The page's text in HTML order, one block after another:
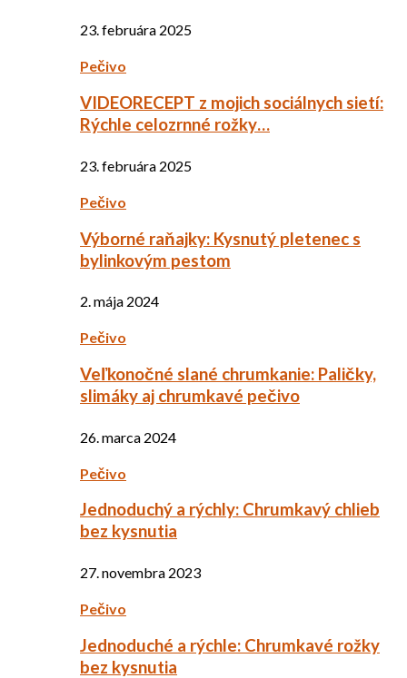
23. februára 2025
Pečivo
VIDEORECEPT z mojich sociálnych sietí:
Rýchle celozrnné rožky…
23. februára 2025
Pečivo
Výborné raňajky: Kysnutý pletenec s
bylinkovým pestom
2. mája 2024
Pečivo
Veľkonočné slané chrumkanie: Paličky,
slimáky aj chrumkavé pečivo
26. marca 2024
Pečivo
Jednoduchý a rýchly: Chrumkavý chlieb
bez kysnutia
27. novembra 2023
Pečivo
Jednoduché a rýchle: Chrumkavé rožky
bez kysnutia